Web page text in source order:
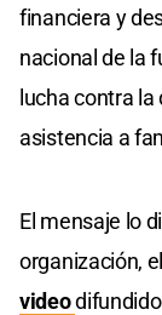
financiera y
nacional de la
lucha contra la
asistencia a
El mensaje lo
organización,
video